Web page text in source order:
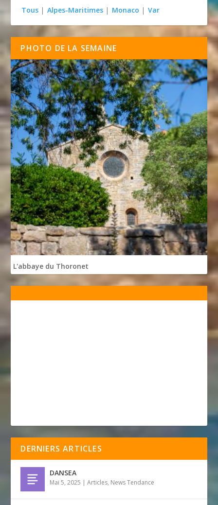
Tous | Alpes-Maritimes | Monaco | Var
PHOTO DE LA SEMAINE
L'abbaye du Thoronet
DERNIERS ARTICLES
DANSEA
Mai 5, 2025 |Articles, News Tendance